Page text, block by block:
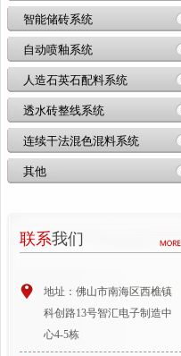
智能储砖系统
自动喷釉系统
人造石英石配料系统
透水砖整线系统
连续干法混色混料系统
其他
联系我们
地址：佛山市南海区西樵镇
科创路13号智汇电子制造中
心4-5栋